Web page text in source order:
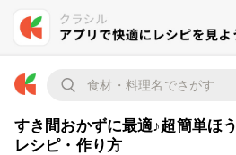
すき間おかずに最適♪超簡単ほ
レシピ・作り方